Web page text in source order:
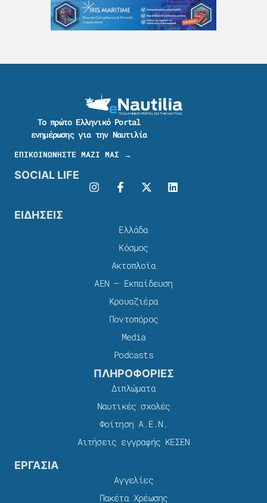
Το πρώτο Ελληνικό Portal
ενημέρωσης για την Ναυτιλία
ΕΠΙΚΟΙΝΩΝΗΣΤΕ ΜΑΖΙ ΜΑΣ →
SOCIAL LIFE
ΕΙΔΗΣΕΙΣ
Ελλάδα
Κόσμος
Ακτοπλοϊα
ΑΕΝ – Εκπαίδευση
Κρουαζιέρα
Ποντοπόρος
Media
Podcasts
ΠΛΗΡΟΦΟΡΙΕΣ
Διπλώματα
Ναυτικές σχολές
Φοίτηση Α.Ε.Ν.
Αιτήσεις εγγραφής ΚΕΣΕΝ
ΕΡΓΑΣΙΑ
Αγγελίες
Πακέτα Χρέωσης​